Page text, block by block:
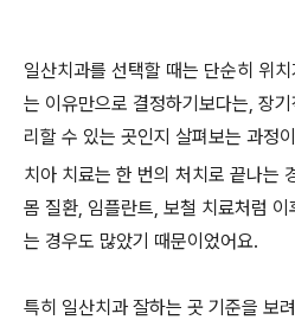
일산치과를 선택할 때는 단순히 위
는 이유만으로 결정하기보다는, 장
리할 수 있는 곳인지 살펴보는 과정
치아 치료는 한 번의 처치로 끝나는
몸 질환, 임플란트, 보철 치료처럼
는 경우도 많았기 때문이었어요.
특히 일산치과 잘하는 곳 기준을 보